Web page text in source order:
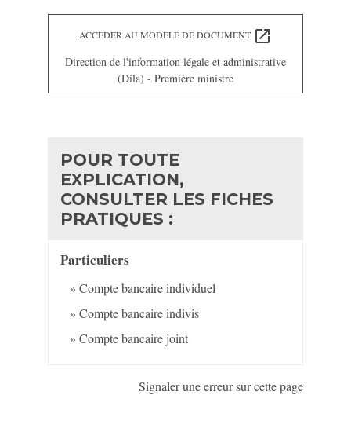
ACCÉDER AU MODÈLE DE DOCUMENT open_in_new
Direction de l'information légale et administrative
(Dila) - Première ministre
POUR TOUTE
EXPLICATION,
CONSULTER LES FICHES
PRATIQUES :
Particuliers
Compte bancaire individuel
Compte bancaire indivis
Compte bancaire joint
Signaler une erreur sur cette page